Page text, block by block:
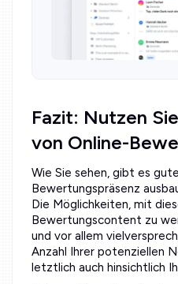
Fazit: Nutzen
von Online-
Wie Sie sehen, gibt es
Bewertungspräsenz
Die Möglichkeiten, mit
Bewertungscontent zu
und vor allem
Anzahl Ihrer potenziellen
letztlich auch hinsichtlich